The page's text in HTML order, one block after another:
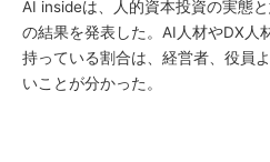
AI insideは、人的資本投資の実態
の結果を発表した。AI人材やDX人
持っている割合は、経営者、役員
いことが分かった。